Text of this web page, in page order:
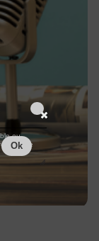
ou
la fin de
Ok